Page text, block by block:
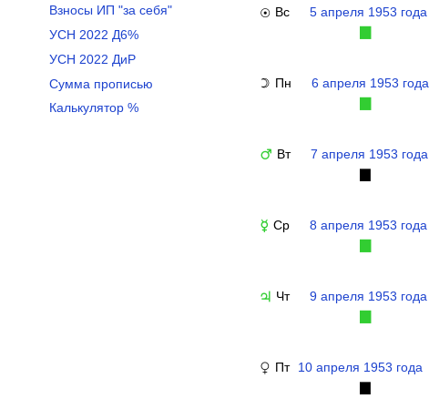
☉ Вс 5 апреля 1953 года
☽ Пн 6 апреля 1953 года
♂ Вт 7 апреля 1953 года
☿ Ср 8 апреля 1953 года
♃ Чт 9 апреля 1953 года
♀ Пт 10 апреля 1953 года
Взносы ИП "за себя"
УСН 2022 Д6%
УСН 2022 ДиР
Сумма прописью
Калькулятор %